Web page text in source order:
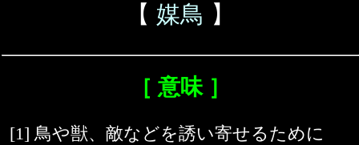
【 媒鳥 】
［ 意味 ］
[1] 鳥や獣、敵などを誘い寄せるために